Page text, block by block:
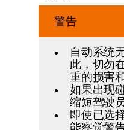
警告
自动系统
此，切勿
重的损害
如果出现
缩短驾驶
即使已选
能察觉警